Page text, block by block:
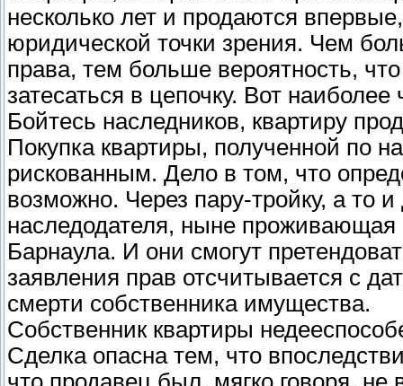
несколько лет и продаются
юридической точки зрения. Чем
права, тем больше вероятность,
затесаться в цепочку. Вот
Бойтесь наследников, квартиру
Покупка квартиры, полученной по
рискованным. Дело в том, что
возможно. Через пару-тройку, а то
наследодателя, ныне
Барнаула. И они смогут
заявления прав отсчитывается с
смерти собственника имущества.
Собственник квартиры
Сделка опасна тем, что